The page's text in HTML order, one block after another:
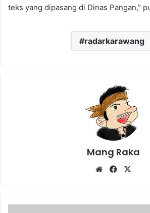
teks yang dipasang di Dinas Pangan,”
radarkarawang
Mang Raka
WebsiteFacebook